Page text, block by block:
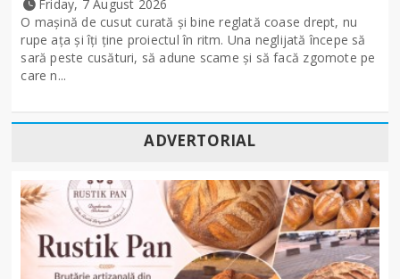
Friday, 7 August 2026
O mașină de cusut curată și bine reglată coase drept, nu
rupe ața și îți ține proiectul în ritm. Una neglijată începe să
sară peste cusături, să adune scame și să facă zgomote pe
care n...
ADVERTORIAL